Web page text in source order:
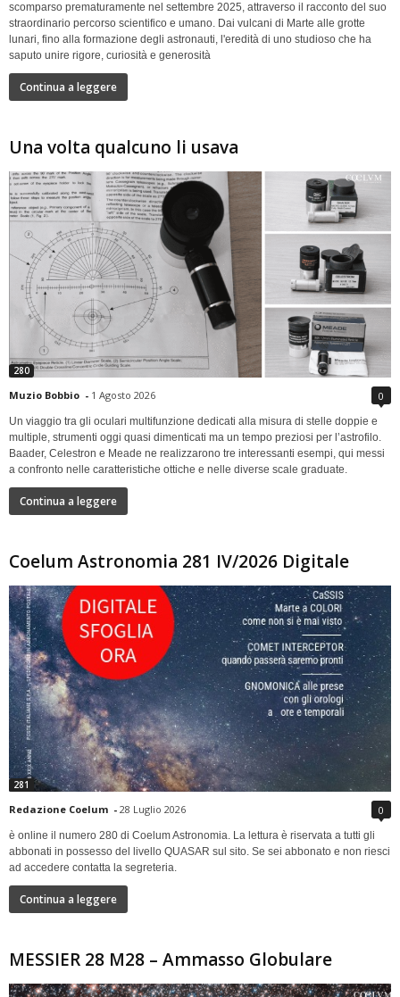
scomparso prematuramente nel settembre 2025, attraverso il racconto del suo
straordinario percorso scientifico e umano. Dai vulcani di Marte alle grotte
lunari, fino alla formazione degli astronauti, l'eredità di uno studioso che ha
saputo unire rigore, curiosità e generosità
Continua a leggere
Una volta qualcuno li usava
280
Muzio Bobbio - 1 Agosto 2026 0
Un viaggio tra gli oculari multifunzione dedicati alla misura di stelle doppie e
multiple, strumenti oggi quasi dimenticati ma un tempo preziosi per l’astrofilo.
Baader, Celestron e Meade ne realizzarono tre interessanti esempi, qui messi
a confronto nelle caratteristiche ottiche e nelle diverse scale graduate.
Continua a leggere
Coelum Astronomia 281 IV/2026 Digitale
281
Redazione Coelum - 28 Luglio 2026 0
è online il numero 280 di Coelum Astronomia. La lettura è riservata a tutti gli
abbonati in possesso del livello QUASAR sul sito. Se sei abbonato e non riesci
ad accedere contatta la segreteria.
Continua a leggere
MESSIER 28 M28 – Ammasso Globulare